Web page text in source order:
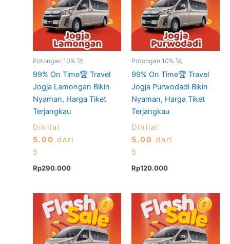
Potongan 10% 🚀
99% On Time🏆 Travel
Jogja Lamongan Bikin
Nyaman, Harga Tiket
Terjangkau
Dinilai
5.00 dari
5
Rp290.000
Potongan 10% 🚀
99% On Time🏆 Travel
Jogja Purwodadi Bikin
Nyaman, Harga Tiket
Terjangkau
Dinilai
5.00 dari
5
Rp120.000